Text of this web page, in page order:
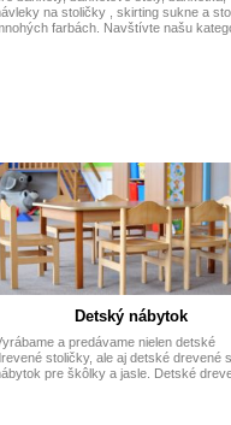
na stoličky , skirting sukne a
farbách. Navštívte našu
Detský nábytok
a predávame nielen detské
stoličky, ale aj detské drevené
pre škôlky a jasle. Detské